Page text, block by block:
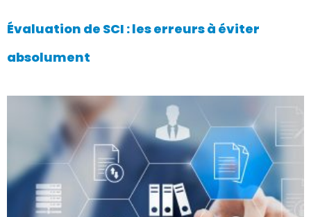
Évaluation de SCI : les erreurs à éviter
absolument